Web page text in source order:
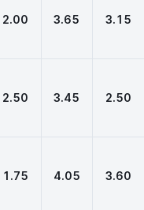
2.00 3.65 3.15
2.50 3.45 2.50
1.75 4.05 3.60